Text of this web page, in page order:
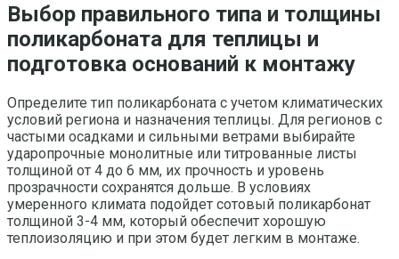
Выбор правильного типа и толщины
поликарбоната для теплицы и
подготовка оснований к монтажу
Определите тип поликарбоната с учетом климатических
условий региона и назначения теплицы. Для регионов с
частыми осадками и сильными ветрами выбирайте
ударопрочные монолитные или титрованные листы
толщиной от 4 до 6 мм, их прочность и уровень
прозрачности сохранятся дольше. В условиях
умеренного климата подойдет сотовый поликарбонат
толщиной 3-4 мм, который обеспечит хорошую
теплоизоляцию и при этом будет легким в монтаже.